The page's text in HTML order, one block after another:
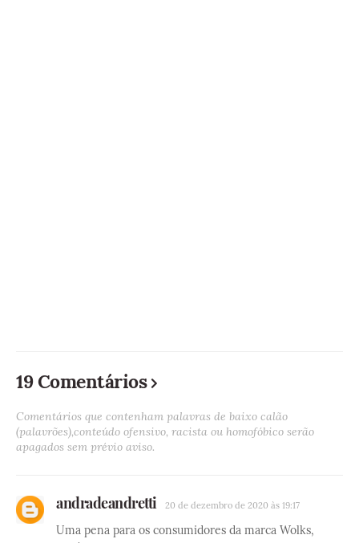
19 Comentários
Comentários que contenham palavras de baixo calão
(palavrões),conteúdo ofensivo, racista ou homofóbico serão
apagados sem prévio aviso.
andradeandretti 20 de dezembro de 2020 às 19:17
Uma pena para os consumidores da marca Wolks,